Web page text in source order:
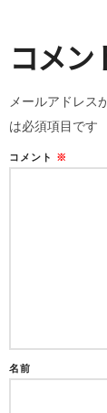
コメン
メールアドレス
は必須項目です
コメント ※
名前